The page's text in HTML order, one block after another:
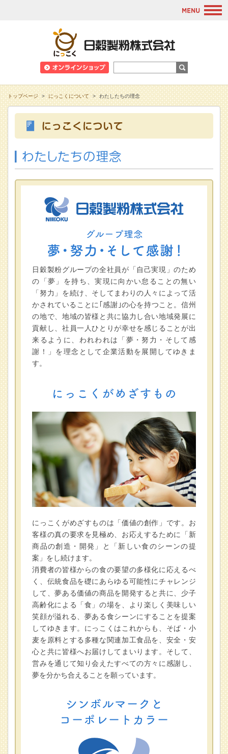
トップページ > にっこくについて > わたしたちの理念
日穀製粉グループの全社員が「自己実現」のため
の「夢」を持ち、実現に向かい怠ることの無い
「努力」を続け、そしてまわりの人々によって活
かされていることに｢感謝｣の心を持つこと。信州
の地で、地域の皆様と共に協力し合い地域発展に
貢献し、社員一人ひとりが幸せを感じることが出
来るように、われわれは「夢・努力・そして感
謝！」を理念として企業活動を展開してゆきま
す。
にっこくがめざすものは「価値の創作」です。お
客様の真の要求を見極め、お応えするために「新
商品の創造・開発」と「新しい食のシーンの提
案」をし続けます。
消費者の皆様からの食の要望の多様化に応えるべ
く、伝統食品を礎にあらゆる可能性にチャレンジ
して、夢ある価値の商品を開発すると共に、少子
高齢化による「食」の場を、より楽しく美味しい
笑顔が溢れる、夢ある食シーンにすることを提案
してゆきます。にっこくはこれからも、そば・小
麦を原料とする多種な関連加工食品を、安全・安
心と共に皆様へお届けしてまいります。そして、
営みを通じて知り会えたすべての方々に感謝し、
夢を分かち合えることを願っています。